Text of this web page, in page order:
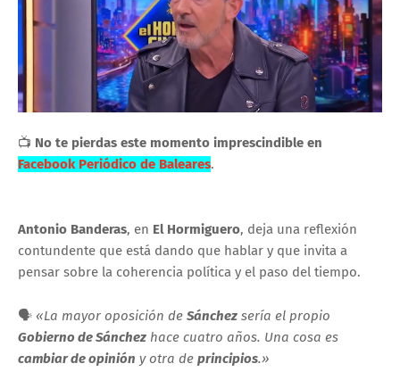
📺 No te pierdas este momento imprescindible en
Facebook Periódico de Baleares.
Antonio Banderas, en El Hormiguero, deja una reflexión
contundente que está dando que hablar y que invita a
pensar sobre la coherencia política y el paso del tiempo.
🗣️ «La mayor oposición de Sánchez sería el propio
Gobierno de Sánchez hace cuatro años. Una cosa es
cambiar de opinión y otra de principios.»